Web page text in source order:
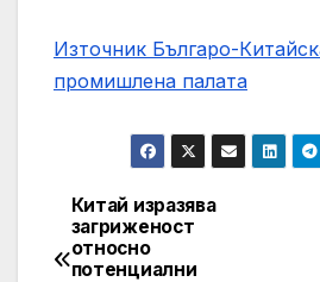
Източник Българо-
промишлена палaта
Навигация
Китай изразява
загриженост
относно
потенциални